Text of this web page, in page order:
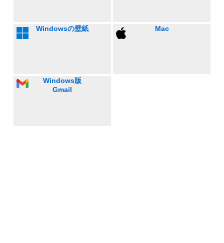
Windowsの壁紙 Mac
Windows版
Gmail